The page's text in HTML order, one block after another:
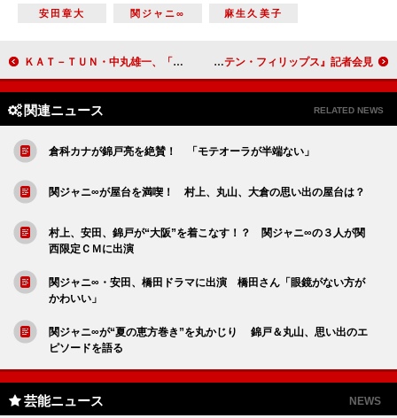
安田章大 関ジャニ∞ 麻生久美子
ＫＡＴ－ＴＵＮ・中丸雄一、「いいリスタートが切れれば」 主演ドラマ主題歌に意気込み トム・ハンクス「今日はママが横にいる」 『キャプテン・フィリップス』記者会見
関連ニュース RELATED NEWS
倉科カナが錦戸亮を絶賛！ 「モテオーラが半端ない」
関ジャニ∞が屋台を満喫！ 村上、丸山、大倉の思い出の屋台は？
村上、安田、錦戸が“大阪”を着こなす！？ 関ジャニ∞の３人が関
西限定ＣＭに出演
関ジャニ∞・安田、橋田ドラマに出演 橋田さん「眼鏡がない方が
かわいい」
関ジャニ∞が“夏の恵方巻き”を丸かじり 錦戸＆丸山、思い出のエ
ピソードを語る
芸能ニュース NEWS